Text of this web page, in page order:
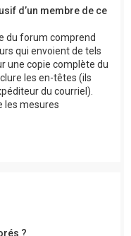
d’un membre de ce
du forum comprend
qui envoient de tels
une copie complète du
les en-têtes (ils
du courriel).
les mesures
?